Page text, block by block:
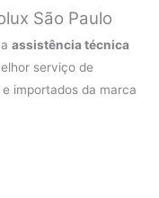
São Paulo
aassistência técnica
serviço de
importados da marca